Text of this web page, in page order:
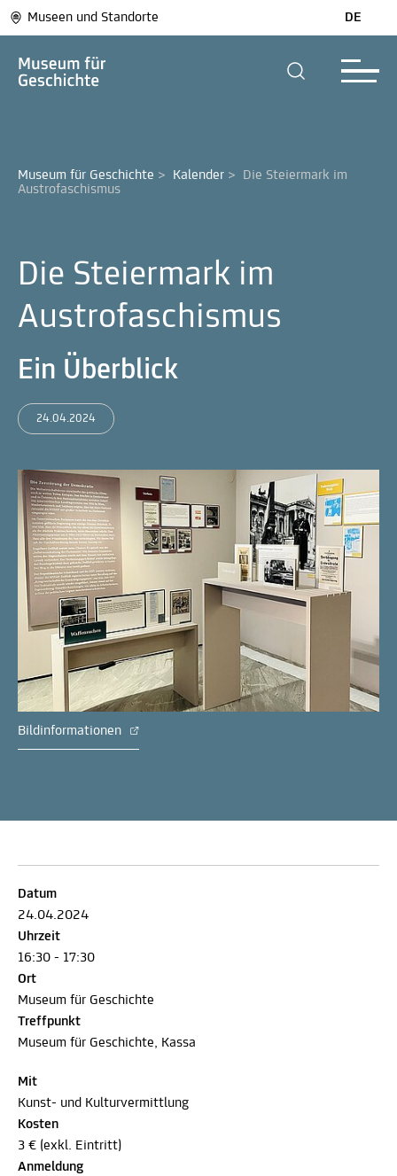
Museen und Standorte DE
Museum für Geschichte > Kalender >
Die Steiermark im
Austrofaschismus
Die Steiermark im
Austrofaschismus
Ein Überblick
24.04.2024
Bildinformationen
Datum
24.04.2024
Uhrzeit
16:30 - 17:30
Ort
Museum für Geschichte
Treffpunkt
Museum für Geschichte, Kassa
Mit
Kunst- und Kulturvermittlung
Kosten
3 € (exkl. Eintritt)
Anmeldung